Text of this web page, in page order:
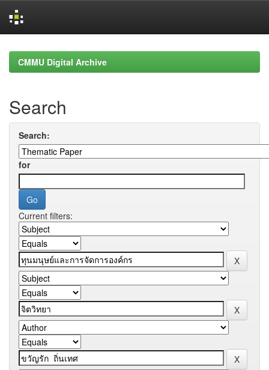
navigationCMMU Digital Archive
Search
Search:
for
Current filters: